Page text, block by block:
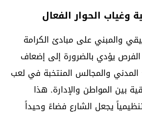
وغياب الحوار الفعال
والمبني على مبادئ الكرامة
يؤدي بالضرورة إلى إضعاف
المدني والمجالس المنتخبة في لعب
بين المواطن والإدارة. هذا
يجعل الشارع فضاءً وحيداً